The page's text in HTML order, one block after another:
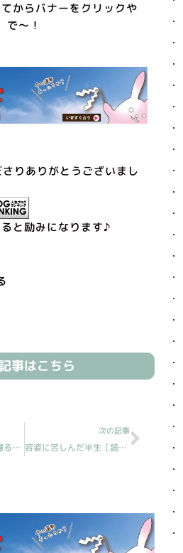
からバナーをクリックや
で〜！
りありがとうございまし
と励みになります♪
事はこちら
ポリ袋を大量に持ち帰る義母［読売新聞人生案内］
次の記事
容姿に苦しんだ半生［読売新聞人生案内］
Next